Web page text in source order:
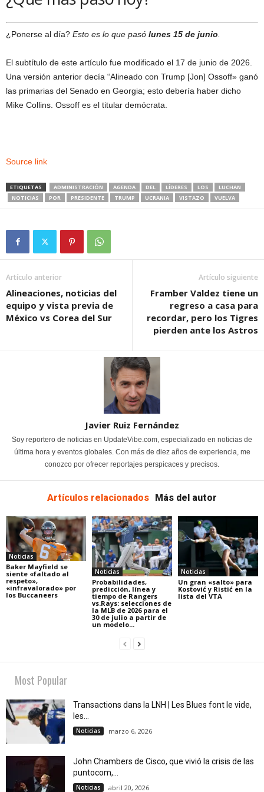
¿Ponerse al día? Esto es lo que pasó lunes 15 de junio
El subtítulo de este artículo fue modificado el 17 de junio de 2026.
Una versión anterior decía “Alineado con Trump [Jon] Ossoff» ganó
las primarias del Senado en Georgia; esto debería haber dicho
Mike Collins. Ossoff es el titular demócrata.
Source link
ETIQUETAS ADMINISTRACIÓN AGENDA DEL LÍDERES LOS
LUCHAN
NOTICIAS
POR PRESIDENTE TRUMP UCRANIA VISTAZO VUELVA
Artículo anterior
Alineaciones, noticias del
equipo y vista previa de
México vs Corea del Sur
Artículo siguiente
Framber Valdez tiene un
regreso a casa para
recordar, pero los Tigres
pierden ante los Astros
Javier Ruiz Fernández
Soy reportero de noticias en UpdateVibe.com, especializado en noticias de
última hora y eventos globales. Con más de diez años de experiencia, me
conozco por ofrecer reportajes perspicaces y precisos.
Artículos relacionados Más del autor
Noticias
Baker Mayfield se
siente «faltado al
respeto»,
«infravalorado» por
los Buccaneers
Noticias
Probabilidades,
predicción, línea y
tiempo de Rangers
vs.Rays: selecciones de
la MLB de 2026 para el
30 de julio a partir de
un modelo...
Noticias
Un gran «salto» para
Kostović y Ristić en la
lista del VTA
Most Popular
Transactions dans la LNH | Les Blues font le vide,
les...
Noticias marzo 6, 2026
John Chambers de Cisco, que vivió la crisis de las
puntocom,...
Noticias abril 20, 2026